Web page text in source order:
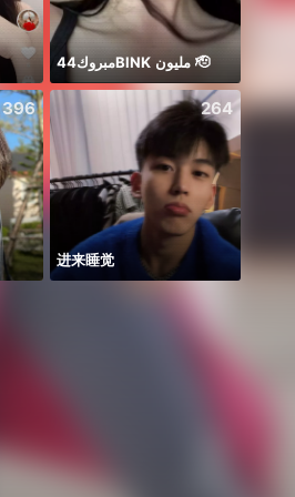
مبروك44BlNK مليون 🫡
396 264
进来睡觉 🌸